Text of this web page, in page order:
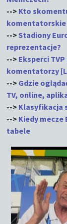
--> Kto
komentatorskie
--> Stadiony
reprezentacje?
--> Eksperci
komentatorzy
--> Gdzie
TV, online,
--> Klasyfikacja
--> Kiedy mecze
tabele